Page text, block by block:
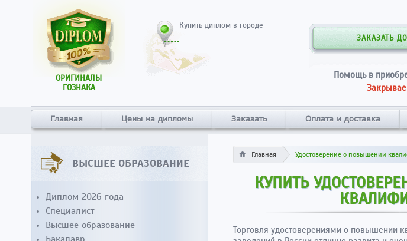
ОРИГИНАЛЫ
ГОЗНАКА
Купить диплом в городе
ЗАКАЗАТЬ
Помощь в
Главная Цены на дипломы Заказать Оплата и доставка
Главная Удостоверение о повышении
КУПИТЬ
Торговля удостоверениями о повышении
ВЫСШЕЕ ОБРАЗОВАНИЕ
Диплом 2026 года
Специалист
Высшее образование